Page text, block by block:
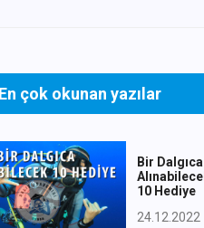
En çok okunan yazılar
Bir Dalgıca
10 Hediye
24.12.2022